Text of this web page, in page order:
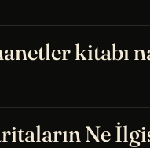
kitabı
Ne